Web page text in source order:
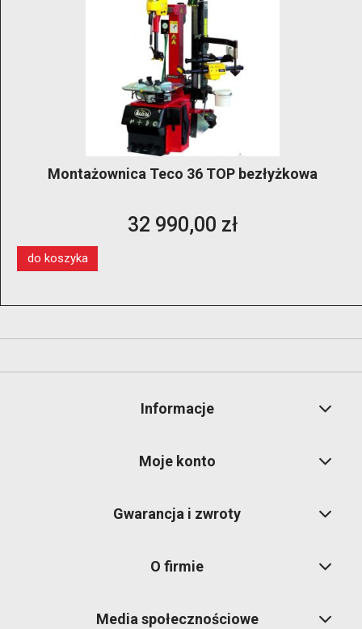
Montażownica Teco 36 TOP bezłyżkowa
32 990,00 zł
do koszyka
Informacje
Moje konto
Gwarancja i zwroty
O firmie
Media społecznościowe